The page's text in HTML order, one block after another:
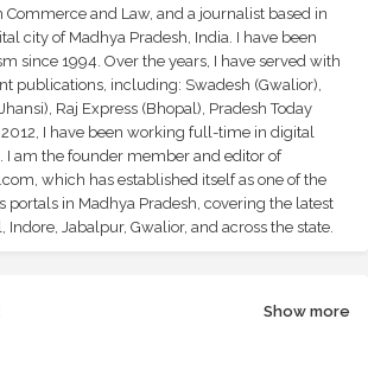
Commerce and Law, and a journalist based in
city of Madhya Pradesh, India. I have been
since 1994. Over the years, I have served with
publications, including: Swadesh (Gwalior),
Raj Express (Bhopal), Pradesh Today
I have been working full-time in digital
I am the founder member and editor of
which has established itself as one of the
portals in Madhya Pradesh, covering the latest
Jabalpur, Gwalior, and across the state.
Show more